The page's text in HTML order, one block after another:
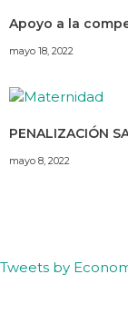
Apoyo a la
mayo 18, 2022
PENALIZACIÓN
mayo 8, 2022
Tweets by